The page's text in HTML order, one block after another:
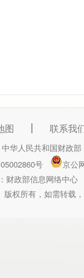
图 联系我
华人民共和国财政部
号
京公
财政部信息网络中心
权所有，如需转载